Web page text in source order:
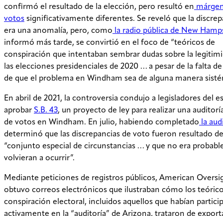
confirmó el resultado de la elección, pero resultó en
votos significativamente diferentes. Se reveló que la
era una anomalía, pero, como la radio pública de New
informó más tarde, se convirtió en el foco de “teóricos de
conspiración que intentaban sembrar dudas sobre la
las elecciones presidenciales de 2020 … a pesar de la falta
de que el problema en Windham sea de alguna manera
En abril de 2021, la controversia condujo a legisladores del
aprobar S.B. 43, un proyecto de ley para realizar una
de votos en Windham. En julio, habiendo completado la
determinó que las discrepancias de voto fueron resultado
“conjunto especial de circunstancias … y que no era
volvieran a ocurrir”.
Mediante peticiones de registros públicos, American
obtuvo correos electrónicos que ilustraban cómo los
conspiración electoral, incluidos aquellos que habían
activamente en la “auditoría” de Arizona, trataron de